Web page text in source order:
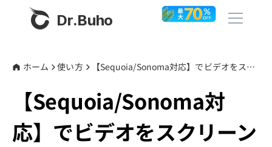
Dr.Buho
製品
BuhoCleaner
ストア
ホーム 使い方 【Sequoia/Sonoma対応】でビデオをスクリーンセーバーに設定する方法
【Sequoia/Sonoma対
応】でビデオをスクリーン